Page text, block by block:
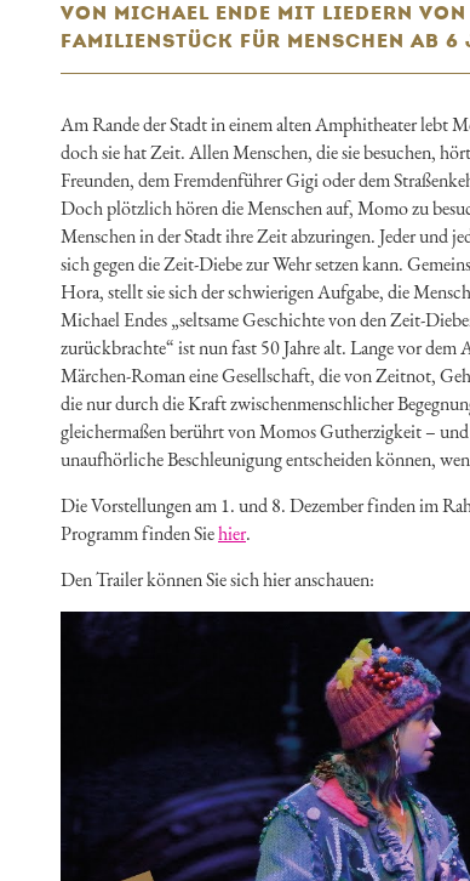
VON MICHAEL ENDE MIT LIEDERN VON
FAMILIENSTÜCK FÜR MENSCHEN AB 6
Am Rande der Stadt in einem alten Amphitheater lebt
doch sie hat Zeit. Allen Menschen, die sie besuchen,
Freunden, dem Fremdenführer Gigi oder dem
Doch plötzlich hören die Menschen auf, Momo zu
Menschen in der Stadt ihre Zeit abzuringen. Jeder und
sich gegen die Zeit-Diebe zur Wehr setzen kann.
Hora, stellt sie sich der schwierigen Aufgabe, die
Michael Endes „seltsame Geschichte von den Zeit-
zurückbrachte“ ist nun fast 50 Jahre alt. Lange vor
Märchen-Roman eine Gesellschaft, die von Zeitnot,
die nur durch die Kraft zwischenmenschlicher
gleichermaßen berührt von Momos Gutherzigkeit –
unaufhörliche Beschleunigung entscheiden können,
Die Vorstellungen am 1. und 8. Dezember finden im
Programm finden Siehier.
Den Trailer können Sie sich hier anschauen: